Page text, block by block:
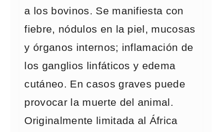
a los bovinos. Se manifiesta con
fiebre, nódulos en la piel, mucosas
y órganos internos; inflamación de
los ganglios linfáticos y edema
cutáneo. En casos graves puede
provocar la muerte del animal.
Originalmente limitada al África